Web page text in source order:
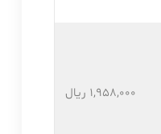
1,958,۰۰۰ ریال